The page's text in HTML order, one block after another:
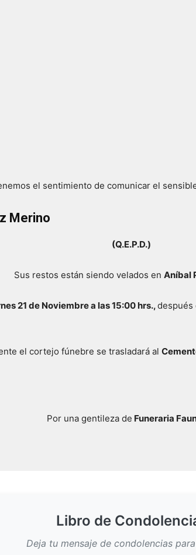
el sentimiento de comunicar el
Merino
(Q.E.P.D.)
Sus restos están siendo velados en Aníbal
21 de Noviembre a las 15:00 hrs.,después
el cortejo fúnebre se trasladará al
Por una gentileza de Funeraria
Libro de
Deja tu mensaje de condolencias